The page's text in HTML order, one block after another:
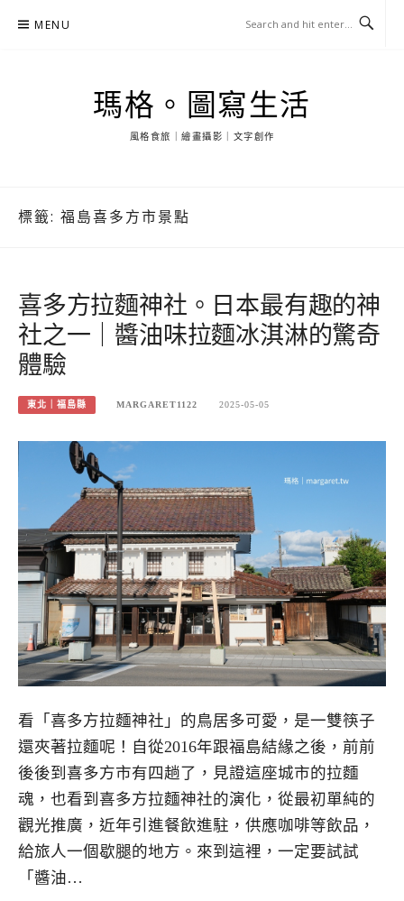
MENU
瑪格。圖寫生活
風格食旅｜繪畫攝影｜文字創作
標籤: 福島喜多方市景點
喜多方拉麵神社。日本最有趣的神
社之一｜醬油味拉麵冰淇淋的驚奇
體驗
東北｜福島縣 MARGARET1122 2025-05-05
看「喜多方拉麵神社」的鳥居多可愛，是一雙筷子
還夾著拉麵呢！自從2016年跟福島結緣之後，前前
後後到喜多方市有四趟了，見證這座城市的拉麵
魂，也看到喜多方拉麵神社的演化，從最初單純的
觀光推廣，近年引進餐飲進駐，供應咖啡等飲品，
給旅人一個歇腿的地方。來到這裡，一定要試試
「醬油…